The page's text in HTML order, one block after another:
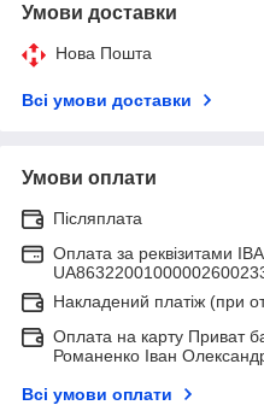
Умови доставки
Нова Пошта
Всі умови доставки
Умови оплати
Післяплата
Оплата за реквізитами
Накладений платіж (при
Оплата на карту Приват
Романенко Іван
Всі умови оплати